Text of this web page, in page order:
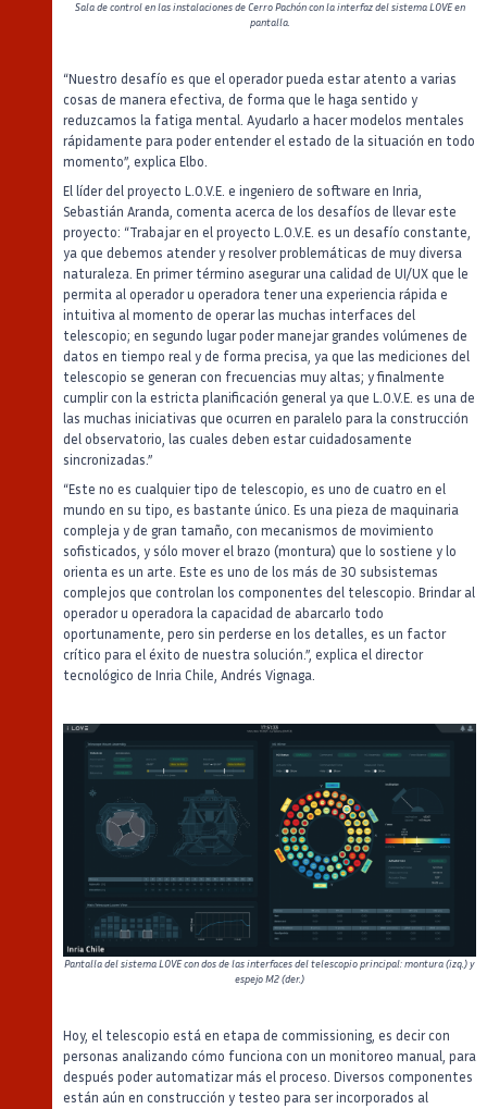
Sala de control en las instalaciones de Cerro Pachón con la interfaz del sistema LOVE en
pantalla.
“Nuestro desafío es que el operador pueda estar atento a varias
cosas de manera efectiva, de forma que le haga sentido y
reduzcamos la fatiga mental. Ayudarlo a hacer modelos mentales
rápidamente para poder entender el estado de la situación en todo
momento”, explica Elbo.
El líder del proyecto L.O.V.E. e ingeniero de software en Inria,
Sebastián Aranda, comenta acerca de los desafíos de llevar este
proyecto: “Trabajar en el proyecto L.O.V.E. es un desafío constante,
ya que debemos atender y resolver problemáticas de muy diversa
naturaleza. En primer término asegurar una calidad de UI/UX que le
permita al operador u operadora tener una experiencia rápida e
intuitiva al momento de operar las muchas interfaces del
telescopio; en segundo lugar poder manejar grandes volúmenes de
datos en tiempo real y de forma precisa, ya que las mediciones del
telescopio se generan con frecuencias muy altas; y finalmente
cumplir con la estricta planificación general ya que L.O.V.E. es una de
las muchas iniciativas que ocurren en paralelo para la construcción
del observatorio, las cuales deben estar cuidadosamente
sincronizadas.”
“Este no es cualquier tipo de telescopio, es uno de cuatro en el
mundo en su tipo, es bastante único. Es una pieza de maquinaria
compleja y de gran tamaño, con mecanismos de movimiento
sofisticados, y sólo mover el brazo (montura) que lo sostiene y lo
orienta es un arte. Este es uno de los más de 30 subsistemas
complejos que controlan los componentes del telescopio. Brindar al
operador u operadora la capacidad de abarcarlo todo
oportunamente, pero sin perderse en los detalles, es un factor
crítico para el éxito de nuestra solución.”, explica el director
tecnológico de Inria Chile, Andrés Vignaga.
Pantalla del sistema LOVE con dos de las interfaces del telescopio principal: montura (izq.) y
espejo M2 (der.)
Hoy, el telescopio está en etapa de commissioning, es decir con
personas analizando cómo funciona con un monitoreo manual, para
después poder automatizar más el proceso. Diversos componentes
están aún en construcción y testeo para ser incorporados al